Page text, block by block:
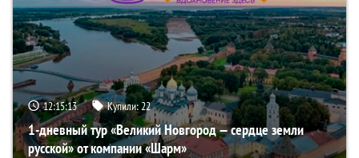
12:15:12 Купили:22
1-дневный тур «Великий Новгород — сердце земли
русской» от компании «Шарм»